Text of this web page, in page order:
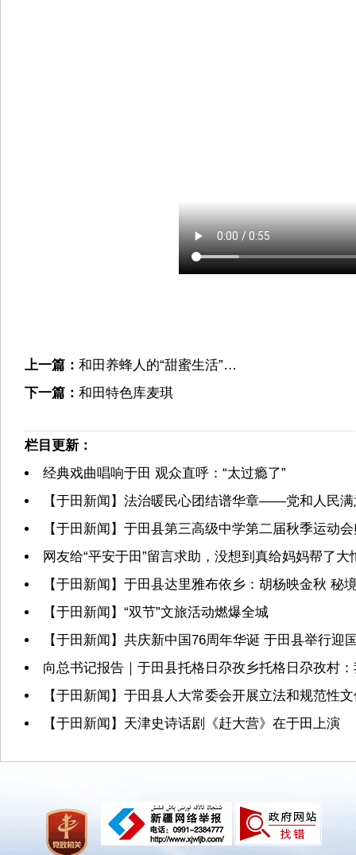
上一篇： 和田养蜂人的“甜蜜生活”…
下一篇： 和田特色库麦琪
栏目更新：
经典戏曲唱响于田 观众直呼：“太过瘾了”
【于田新闻】法治暖民心团结谱华章——党和人民
【于田新闻】于田县第三高级中学第二届秋季运动
网友给“平安于田”留言求助，没想到真给妈妈帮了大
【于田新闻】于田县达里雅布依乡：胡杨映金秋 秘
【于田新闻】“双节”文旅活动燃爆全城
【于田新闻】共庆新中国76周年华诞 于田县举行迎
向总书记报告｜于田县托格日尕孜乡托格日尕孜村
【于田新闻】于田县人大常委会开展立法和规范性
【于田新闻】天津史诗话剧《赶大营》在于田上演